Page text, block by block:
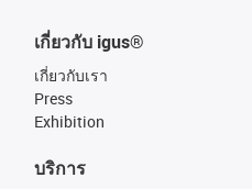
เกี่ยวกับ igus®
เกี่ยวกับเรา
Press
Exhibition
บริการ